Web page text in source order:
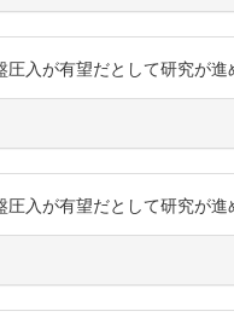
入が有望だとして研究が
入が有望だとして研究が